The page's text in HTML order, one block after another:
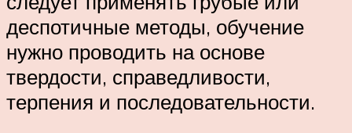
деспотичные методы, обучение
нужно проводить на основе
твердости, справедливости,
терпения и последовательности.